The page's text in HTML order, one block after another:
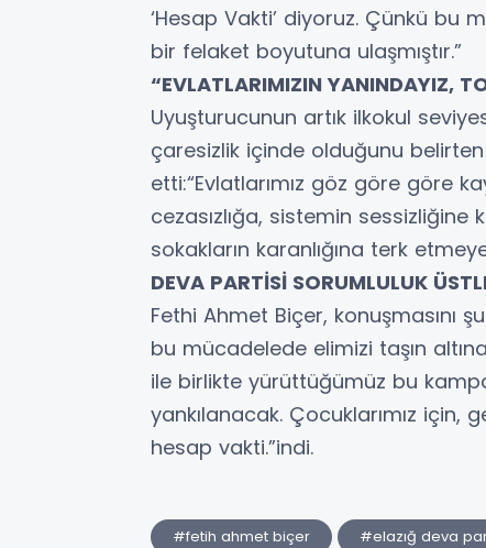
‘Hesap Vakti’ diyoruz. Çünkü bu
bir felaket boyutuna ulaşmıştır.”
“EVLATLARIMIZIN YANINDAYIZ,
Uyuşturucunun artık ilkokul
çaresizlik içinde olduğunu
etti:“Evlatlarımız göz göre göre
cezasızlığa, sistemin sessizliğine
sokakların karanlığına terk
DEVA PARTİSİ SORUMLULUK
Fethi Ahmet Biçer, konuşmasını
bu mücadelede elimizi taşın
ile birlikte yürüttüğümüz bu
yankılanacak. Çocuklarımız için,
hesap vakti.”indi.
#fetih ahmet biçer #elazığ deva